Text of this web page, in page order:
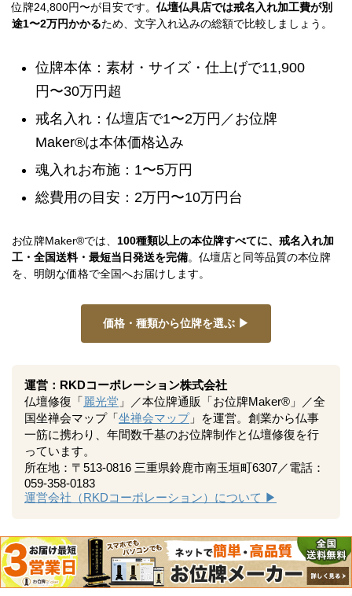
位牌24,800円〜が目安です。 仏壇仏具店では戒名入れ加工費が別
途1〜2万円かかるため、文字入れ込みの総額で比較しましょう。
位牌本体：素材・サイズ・仕上げで11,900
円〜30万円超
戒名入れ：仏壇店で1〜2万円／お位牌
Maker®は本体価格込み
魂入れお布施：1〜5万円
総費用の目安：2万円〜10万円台
お位牌Maker®では、 100種類以上の本位牌すべてに、戒名入れ加
工・全国送料・最短当日発送を完備。仏壇店と同等品質の本位牌
を、明朗な価格で全国へお届けします。
価格・種類から位牌を選ぶ ▶
運営：RKDコーポレーション株式会社
仏壇修復「麗光堂 」／本位牌通販「お位牌Maker®」／全
国坐禅会マップ「坐禅会マップ」を運営。創業から仏事
一筋に携わり、年間数千基のお位牌制作と仏壇修復を行
っています。
所在地：〒513-0816 三重県鈴鹿市南玉垣町6307／電話：
059-358-0183
運営会社（RKDコーポレーション）について ▶
関連記事